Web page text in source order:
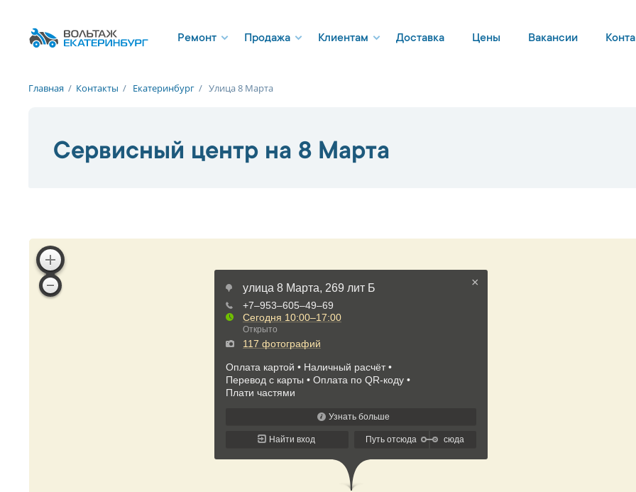
Ремонт Продажа Клиентам Доставка Цены Вакансии
Главная / Контакты / Екатеринбург / Улица 8 Марта
Сервисный центр на 8 Марта